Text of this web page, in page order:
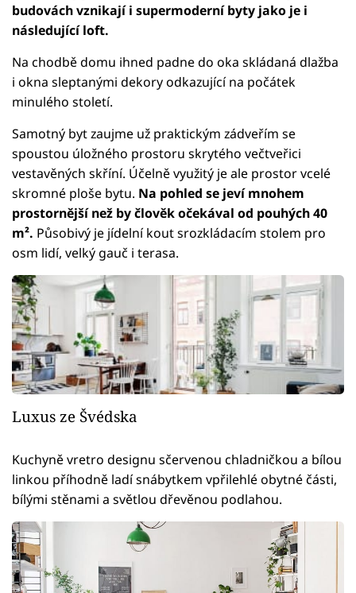
budovách vznikají i supermoderní byty jako je i
následující loft.
Na chodbě domu ihned padne do oka skládaná dlažba
i okna sleptanými dekory odkazující na počátek
minulého století.
Samotný byt zaujme už praktickým zádveřím se
spoustou úložného prostoru skrytého večtveřici
vestavěných skříní. Účelně využitý je ale prostor vcelé
skromné ploše bytu. Na pohled se jeví mnohem
prostornější než by člověk očekával od pouhých 40
m². Působivý je jídelní kout srozkládacím stolem pro
osm lidí, velký gauč i terasa.
Luxus ze Švédska
Kuchyně vretro designu sčervenou chladničkou a bílou
linkou příhodně ladí snábytkem vpřilehlé obytné části,
bílými stěnami a světlou dřevěnou podlahou.